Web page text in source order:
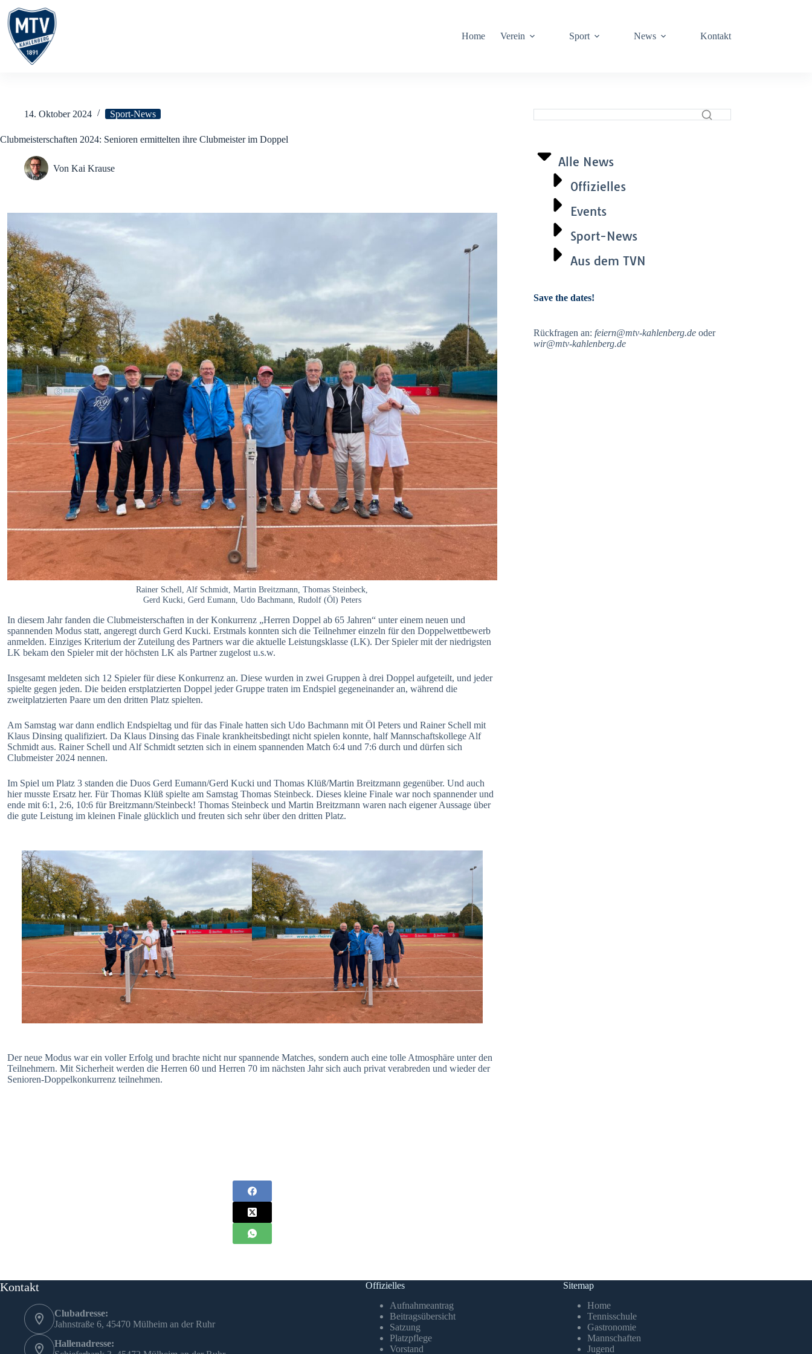
Inhalt
springen
Home
Verein Sport News Kontakt
14. Oktober 2024 Sport-News
Clubmeisterschaften 2024: Senioren ermittelten ihre Clubmeister im Doppel
Von Kai Krause
Rainer Schell, Alf Schmidt, Martin Breitzmann, Thomas Steinbeck,
Gerd Kucki, Gerd Eumann, Udo Bachmann, Rudolf (Öl) Peters
In diesem Jahr fanden die Clubmeisterschaften in der Konkurrenz „Herren Doppel ab 65 Jahren“ unter einem neuen und
spannenden Modus statt, angeregt durch Gerd Kucki. Erstmals konnten sich die Teilnehmer einzeln für den Doppelwettbewerb
anmelden. Einziges Kriterium der Zuteilung des Partners war die aktuelle Leistungsklasse (LK). Der Spieler mit der niedrigsten
LK bekam den Spieler mit der höchsten LK als Partner zugelost u.s.w.
Insgesamt meldeten sich 12 Spieler für diese Konkurrenz an. Diese wurden in zwei Gruppen à drei Doppel aufgeteilt, und jeder
spielte gegen jeden. Die beiden erstplatzierten Doppel jeder Gruppe traten im Endspiel gegeneinander an, während die
zweitplatzierten Paare um den dritten Platz spielten.
Am Samstag war dann endlich Endspieltag und für das Finale hatten sich Udo Bachmann mit Öl Peters und Rainer Schell mit
Klaus Dinsing qualifiziert. Da Klaus Dinsing das Finale krankheitsbedingt nicht spielen konnte, half Mannschaftskollege Alf
Schmidt aus. Rainer Schell und Alf Schmidt setzten sich in einem spannenden Match 6:4 und 7:6 durch und dürfen sich
Clubmeister 2024 nennen.
Im Spiel um Platz 3 standen die Duos Gerd Eumann/Gerd Kucki und Thomas Klüß/Martin Breitzmann gegenüber. Und auch
hier musste Ersatz her. Für Thomas Klüß spielte am Samstag Thomas Steinbeck. Dieses kleine Finale war noch spannender und
ende mit 6:1, 2:6, 10:6 für Breitzmann/Steinbeck! Thomas Steinbeck und Martin Breitzmann waren nach eigener Aussage über
die gute Leistung im kleinen Finale glücklich und freuten sich sehr über den dritten Platz.
Der neue Modus war ein voller Erfolg und brachte nicht nur spannende Matches, sondern auch eine tolle Atmosphäre unter den
Teilnehmern. Mit Sicherheit werden die Herren 60 und Herren 70 im nächsten Jahr sich auch privat verabreden und wieder der
Senioren-Doppelkonkurrenz teilnehmen.
Alle News
Offizielles
Events
Sport-News
Aus dem TVN
Save the dates!
Rückfragen an:feiern@mtv-kahlenberg.de oder
wir@mtv-kahlenberg.de
Kontakt
Clubadresse:
Jahnstraße 6, 45470 Mülheim an der Ruhr
Hallenadresse:
Offizielles
Aufnahmeantrag
Beitragsübersicht
Satzung
Platzpflege
Vorstand
Sitemap
Home
Tennisschule
Gastronomie
Mannschaften
Jugend